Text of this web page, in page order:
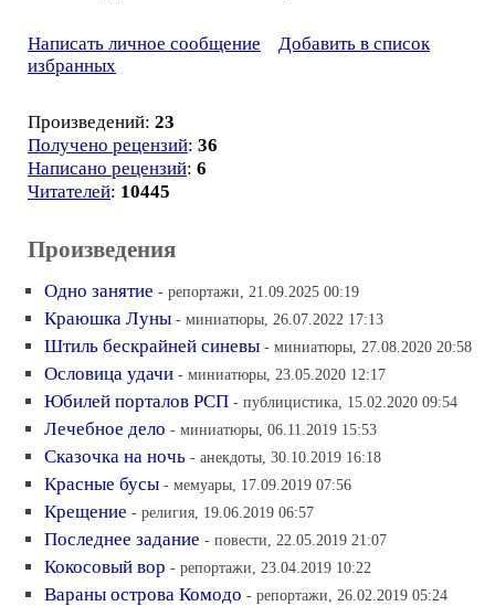
Написать личное сообщение
Добавить в список
избранных
Произведений: 23
Получено рецензий: 36
Написано рецензий: 6
Читателей: 10445
Произведения
Одно занятие - репортажи, 21.09.2025 00:19
Краюшка Луны - миниатюры, 26.07.2022 17:13
Штиль бескрайней синевы - миниатюры, 27.08.2020 20:58
Ословица удачи - миниатюры, 23.05.2020 12:17
Юбилей порталов РСП - публицистика, 15.02.2020 09:54
Лечебное дело - миниатюры, 06.11.2019 15:53
Сказочка на ночь - анекдоты, 30.10.2019 16:18
Красные бусы - мемуары, 17.09.2019 07:56
Крещение - религия, 19.06.2019 06:57
Последнее задание - повести, 22.05.2019 21:07
Кокосовый вор - репортажи, 23.04.2019 10:22
Вараны острова Комодо - репортажи, 26.02.2019 05:24